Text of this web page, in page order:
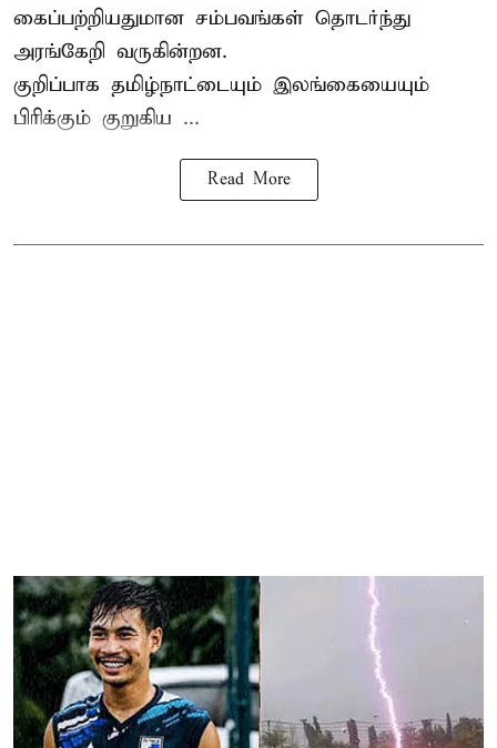
கைப்பற்றியதுமான சம்பவங்கள் தொடர்ந்து
அரங்கேறி வருகின்றன.
குறிப்பாக தமிழ்நாட்டையும் இலங்கையையும்
பிரிக்கும் குறுகிய ...
Read More